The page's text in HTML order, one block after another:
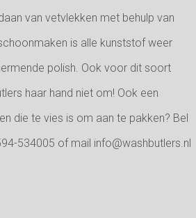
van vetvlekken met behulp van
is alle kunststof weer
polish. Ook voor dit soort
haar hand niet om! Ook een
die te vies is om aan te pakken? Bel
534005 of mail info@washbutlers.nl